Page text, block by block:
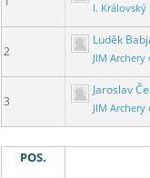
I.
2
Luděk
JIM Archery
3
Jaroslav
JIM Archery
POS.